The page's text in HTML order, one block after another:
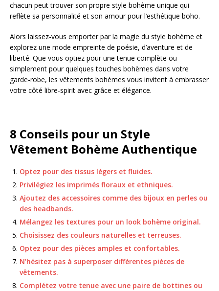
chacun peut trouver son propre style bohème unique qui
reflète sa personnalité et son amour pour l’esthétique boho.
Alors laissez-vous emporter par la magie du style bohème et
explorez une mode empreinte de poésie, d’aventure et de
liberté. Que vous optiez pour une tenue complète ou
simplement pour quelques touches bohèmes dans votre
garde-robe, les vêtements bohèmes vous invitent à embrasser
votre côté libre-spirit avec grâce et élégance.
8 Conseils pour un Style
Vêtement Bohème Authentique
Optez pour des tissus légers et fluides.
Privilégiez les imprimés floraux et ethniques.
Ajoutez des accessoires comme des bijoux en perles ou
des headbands.
Mélangez les textures pour un look bohème original.
Choisissez des couleurs naturelles et terreuses.
Optez pour des pièces amples et confortables.
N’hésitez pas à superposer différentes pièces de
vêtements.
Complétez votre tenue avec une paire de bottines ou